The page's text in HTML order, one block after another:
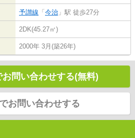
予讃線 「 今治 」駅 徒歩27分
2DK(45.27㎡)
2000年 3月(築26年)
お問い合わせする(無料)
お問い合わせする